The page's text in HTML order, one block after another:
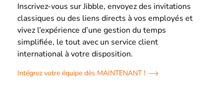
Inscrivez-vous sur Jibble, envoyez des invitations
classiques ou des liens directs à vos employés et
vivez l’expérience d’une gestion du temps
simplifiée, le tout avec un service client
international à votre disposition.
Intégrez votre équipe dès MAINTENANT !